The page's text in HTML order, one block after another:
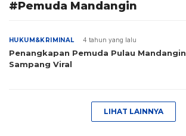
#Pemuda Mandangin
HUKUM&KRIMINAL 4 tahun yang lalu
Penangkapan Pemuda Pulau Mandangin
Sampang Viral
LIHAT LAINNYA